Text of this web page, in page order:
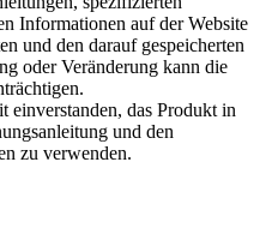
Informationen auf der Website
und den darauf gespeicherten
oder Veränderung kann die
einverstanden, das Produkt in
und den
zu verwenden.